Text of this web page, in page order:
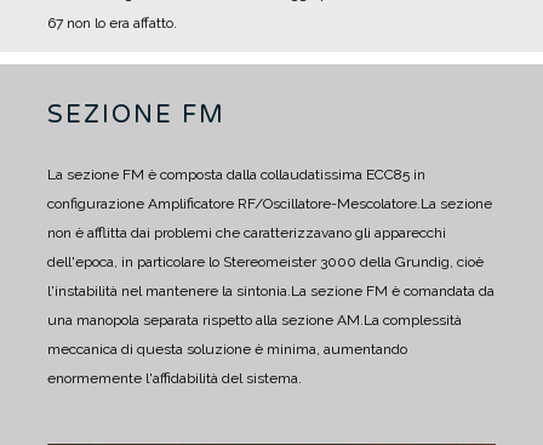
67 non lo era affatto.
SEZIONE FM
La sezione FM è composta dalla collaudatissima ECC85 in
configurazione Amplificatore RF/Oscillatore-Mescolatore.La sezione
non è afflitta dai problemi che caratterizzavano gli apparecchi
dell'epoca, in particolare lo Stereomeister 3000 della Grundig, cioè
l'instabilità nel mantenere la sintonia.La sezione FM è comandata da
una manopola separata rispetto alla sezione AM.La complessità
meccanica di questa soluzione è minima, aumentando
enormemente l'affidabilità del sistema.